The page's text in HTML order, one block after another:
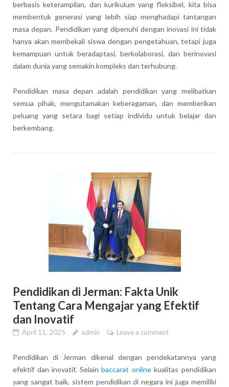
berbasis keterampilan, dan kurikulum yang fleksibel, kita bisa
membentuk generasi yang lebih siap menghadapi tantangan
masa depan. Pendidikan yang dipenuhi dengan inovasi ini tidak
hanya akan membekali siswa dengan pengetahuan, tetapi juga
kemampuan untuk beradaptasi, berkolaborasi, dan berinovasi
dalam dunia yang semakin kompleks dan terhubung.
Pendidikan masa depan adalah pendidikan yang melibatkan
semua pihak, mengutamakan keberagaman, dan memberikan
peluang yang setara bagi setiap individu untuk belajar dan
berkembang.
Pendidikan di Jerman: Fakta Unik
Tentang Cara Mengajar yang Efektif
dan Inovatif
April 11, 2025 admin Leave a comment
Pendidikan di Jerman dikenal dengan pendekatannya yang
efektif dan inovatif. Selainbaccarat onlinekualitas pendidikan
yang sangat baik, sistem pendidikan di negara ini juga memiliki